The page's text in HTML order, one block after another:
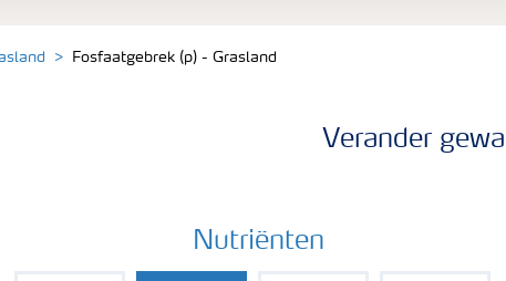
Fosfaatgebrek (p) - Grasland
Verander
Nutriënten